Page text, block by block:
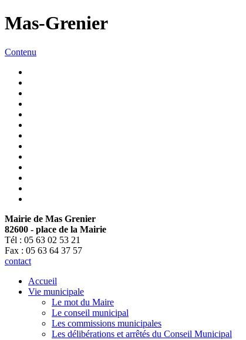
Mas-Grenier
Contenu
Mairie de Mas Grenier
82600 - place de la Mairie
Tél : 05 63 02 53 21
Fax : 05 63 64 37 57
contact
Accueil
Vie municipale
Le mot du Maire
Le conseil municipal
Les commissions municipales
Les délibérations et arrêtés du Conseil Municipal